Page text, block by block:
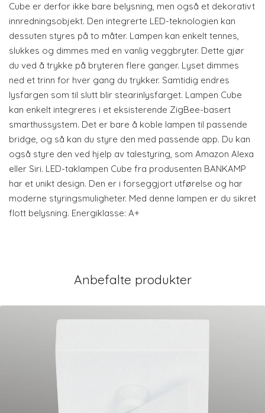
Cube er derfor ikke bare belysning, men også et dekorativt
innredningsobjekt. Den integrerte LED-teknologien kan
dessuten styres på to måter. Lampen kan enkelt tennes,
slukkes og dimmes med en vanlig veggbryter. Dette gjør
du ved å trykke på bryteren flere ganger. Lyset dimmes
ned et trinn for hver gang du trykker. Samtidig endres
lysfargen som til slutt blir stearinlysfarget. Lampen Cube
kan enkelt integreres i et eksisterende ZigBee-basert
smarthussystem. Det er bare å koble lampen til passende
bridge, og så kan du styre den med passende app. Du kan
også styre den ved hjelp av talestyring, som Amazon Alexa
eller Siri. LED-taklampen Cube fra produsenten BANKAMP
har et unikt design. Den er i forseggjort utførelse og har
moderne styringsmuligheter. Med denne lampen er du sikret
flott belysning. Energiklasse: A+
Anbefalte produkter